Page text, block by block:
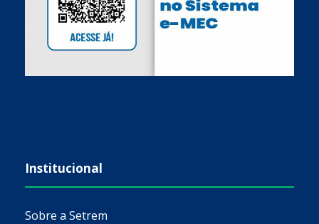
Institucional
Sobre a Setrem